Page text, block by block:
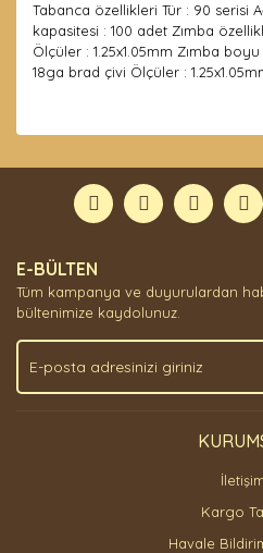
Tabanca özellikleri Tür : 90 serisi
kapasitesi : 100 adet Zımba
Ölçüler : 1.25x1.05mm Zımba
18ga brad çivi Ölçüler :
Yorum
formunu kullanarak tarafımıza
Görüş ve önerileriniz için
Ürün açıklamasında eksik
Ürün bilgilerinde hatalar
Ürün fiyatı diğer sitelerden
Bu ürüne benzer farklı
Gönder
E-BÜLTEN
Tüm kampanya ve duyurulardan
bültenimize kaydolunuz.
Kargo
Havale